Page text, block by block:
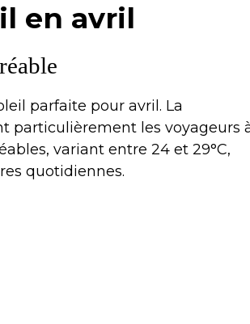
en avril
parfaite pour avril. La
particulièrement les voyageurs
variant entre 24 et 29°C,
quotidiennes.